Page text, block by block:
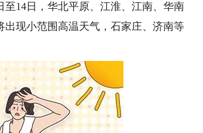
14日，华北平原、江淮、江南、华南
现小范围高温天气，石家庄、济南等